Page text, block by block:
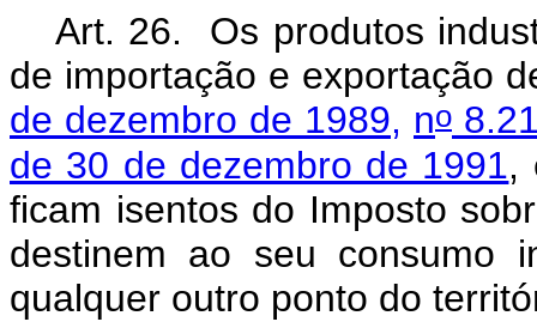
Art. 26. Os produtos
de importação e exportação
de dezembro de 1989, no
de 30 de dezembro de 1991,
ficam isentos do Imposto
destinem ao seu consumo
qualquer outro ponto do